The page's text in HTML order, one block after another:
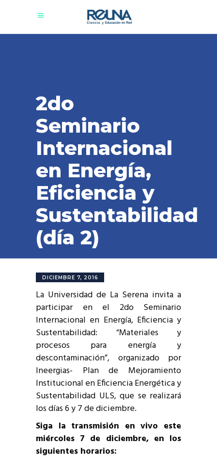
2do
Seminario
Internacional
en Energía,
Eficiencia y
Sustentabilidad
(día 2)
DICIEMBRE 7, 2016
La Universidad de La Serena invita a
participar en el 2do Seminario
Internacional en Energía, Eficiencia y
Sustentabilidad: “Materiales y
procesos para energía y
descontaminación”, organizado por
Ineergias- Plan de Mejoramiento
Institucional en Eficiencia Energética y
Sustentabilidad ULS, que se realizará
los días 6 y 7 de diciembre.
Siga la transmisión en vivo este
miércoles 7 de diciembre, en los
siguientes horarios: